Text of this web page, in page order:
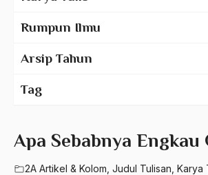
Apa Sebabnya Engkau
2A Artikel & Kolom Judul Tulisan Karya
Rumpun Ilmu
Arsip Tahun
2023
Tag
A. Mukti Ali
A. Mustofa Bisri